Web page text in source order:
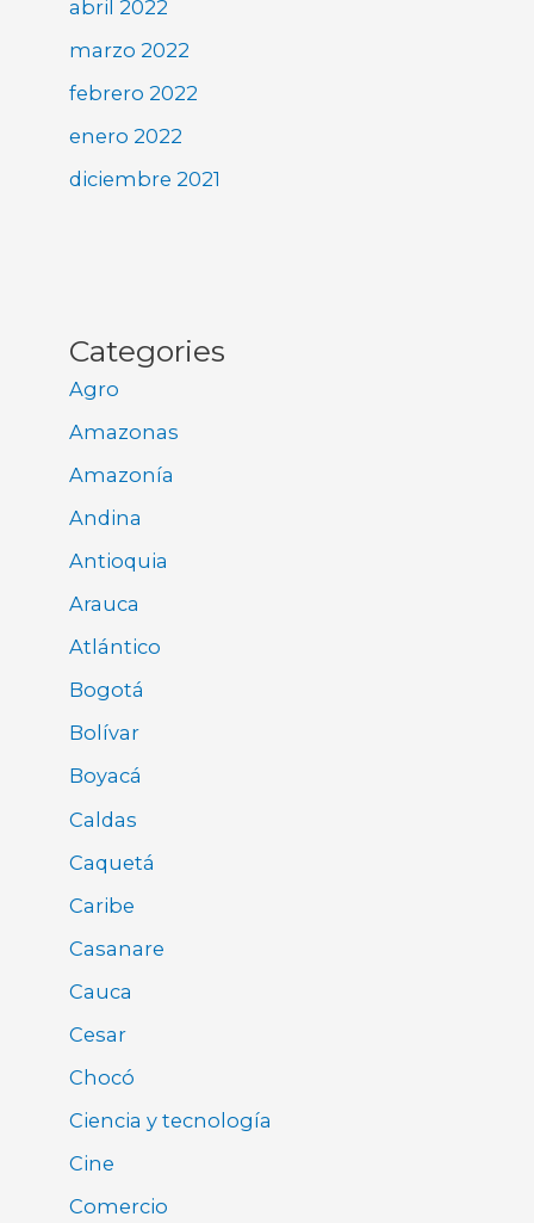
abril 2022
marzo 2022
febrero 2022
enero 2022
diciembre 2021
Categories
Agro
Amazonas
Amazonía
Andina
Antioquia
Arauca
Atlántico
Bogotá
Bolívar
Boyacá
Caldas
Caquetá
Caribe
Casanare
Cauca
Cesar
Chocó
Ciencia y tecnología
Cine
Comercio